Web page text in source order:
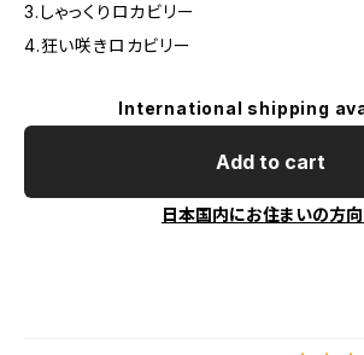
3.しゃっくりロカビリー
4.狂い咲きロカビリー
International shipping
Add to cart
日本国内にお住まいの方